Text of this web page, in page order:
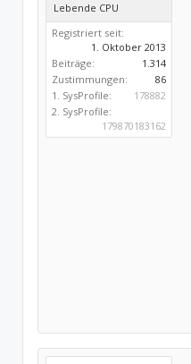
Lebende CPU
Registriert seit:
1. Oktober 2013
Beiträge:
1.314
Zustimmungen:
86
1. SysProfile:
178882
2. SysProfile:
179870183162